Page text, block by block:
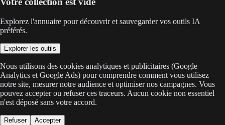
Explorez l'annuaire pour découvrir et sauvegarder vos outils IA
préférés.
Explorer les outils
Nous utilisons des cookies analytiques et publicitaires (Google
Analytics et Google Ads) pour comprendre comment vous utilisez
notre site, mesurer notre audience et optimiser nos campagnes. Vous
pouvez accepter ou refuser ces traceurs. Aucun cookie non essentiel
n'est déposé sans votre accord.
Refuser Accepter